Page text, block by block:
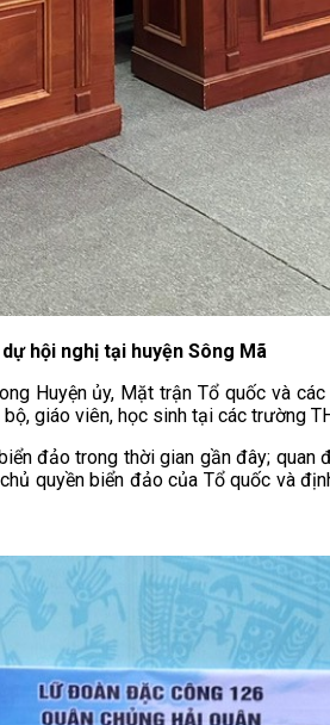
hội nghị tại huyện Sông Mã
Huyện ủy, Mặt trận Tổ quốc và
giáo viên, học sinh tại các trường
đảo trong thời gian gần đây;
quyền biển đảo của Tổ quốc và